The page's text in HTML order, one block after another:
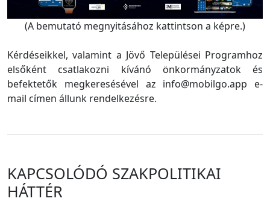
(A bemutató megnyitásához kattintson a képre.)
Kérdéseikkel, valamint a Jövő Települései Programhoz
elsőként csatlakozni kívánó önkormányzatok és
befektetők megkeresésével az info@mobilgo.app e-
mail címen állunk rendelkezésre.
KAPCSOLÓDÓ SZAKPOLITIKAI
HÁTTÉR